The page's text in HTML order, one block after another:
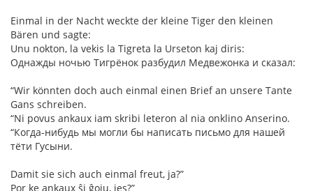
Einmal in der Nacht weckte der kleine Tiger den kleinen
Bären und sagte:
Unu nokton, la vekis la Tigreta la Urseton kaj diris:
Однажды ночью Тигрёнок разбудил Медвежонка и сказал:
“Wir könnten doch auch einmal einen Brief an unsere Tante
Gans schreiben.
“Ni povus ankaux iam skribi leteron al nia onklino Anserino.
“Когда-нибудь мы могли бы написать письмо для нашей
тёти Гусыни.
Damit sie sich auch einmal freut, ja?”
Por ke ankaux ŝi ĝoju, jes?”